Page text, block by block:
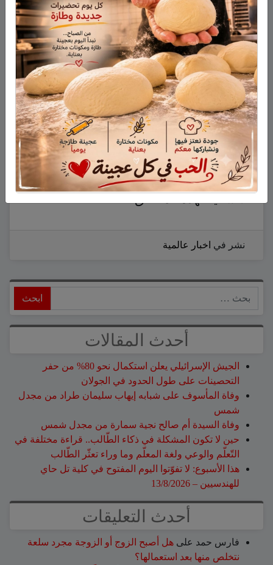
بين القوات الحكومية والمعارضة المسلحة.
وقالت منسقة الشؤون الإنسانية في الأمم
المتحدة، فاليري أموس، لبي بي سي إن
“معاناة الناس العاديين هناك تزداد سوءا يوما
بعد يوم، وسط أنباء عن قرب انتشار المجاعة
في بعض المناطق السورية من بينها مناطق
قريبة من العاصمة دمشق”.
وأوضحت أموس إنها بحثت مع الحكومة
السورية محاولة لفتح منفذ للمساعدات
نشر في اخبار عالمية
أحدث المقالات
الجيش الإسرائيلي يعلن استكمال نحو 80% من حفر
التحصينات على طول الحدود في الجولان
وفاة المأسوف على شبابه إيهاب سليمان طراد من مجدل
شمس
وفاة السيدة أم صالح نجية سمارة من مجدل شمس
حين لا تكون المشكلة في ذكاء الطّالب.. قراءة مختلفة في
التّعلّم والوعي ولغة المعلّم وما وراء تعثّر الطّالب
هذا الأسبوع: لا تفوّتوا اليوم المفتوح في كلية تل حاي
للهندسيين – 13/8/2026
أحدث التعليقات
فارس حمد على هل أصبح الزوج أو الزوجة مجرد سلعة
نتخلص منها بعد استعمالها؟